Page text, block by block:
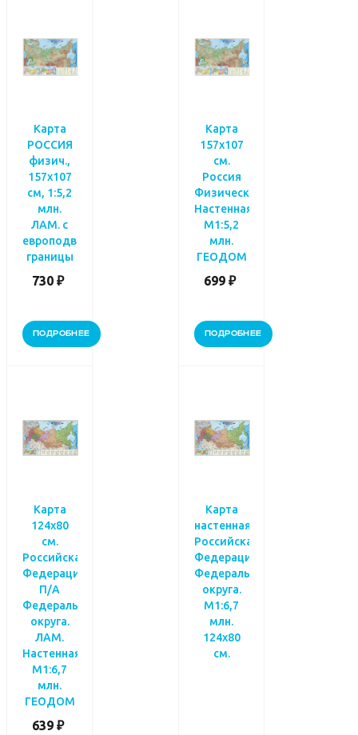
Карта
РОССИЯ
физич.,
157х107
см, 1:5,2
млн.
ЛАМ. с
европодвесом_старые
границы
730 ₽
ПОДРОБНЕЕ
Карта
157х107
см.
Россия
Физическая.
Настенная.
М1:5,2
млн.
ГЕОДОМ
699 ₽
ПОДРОБНЕЕ
Карта
124х80
см.
Российская
Федерация
П/А
Федеральные
округа.
ЛАМ.
Настенная.
М1:6,7
млн.
ГЕОДОМ
639 ₽
Карта
настенная.
Российская
Федерация.
Федеральные
округа.
М1:6,7
млн.
124х80
см.